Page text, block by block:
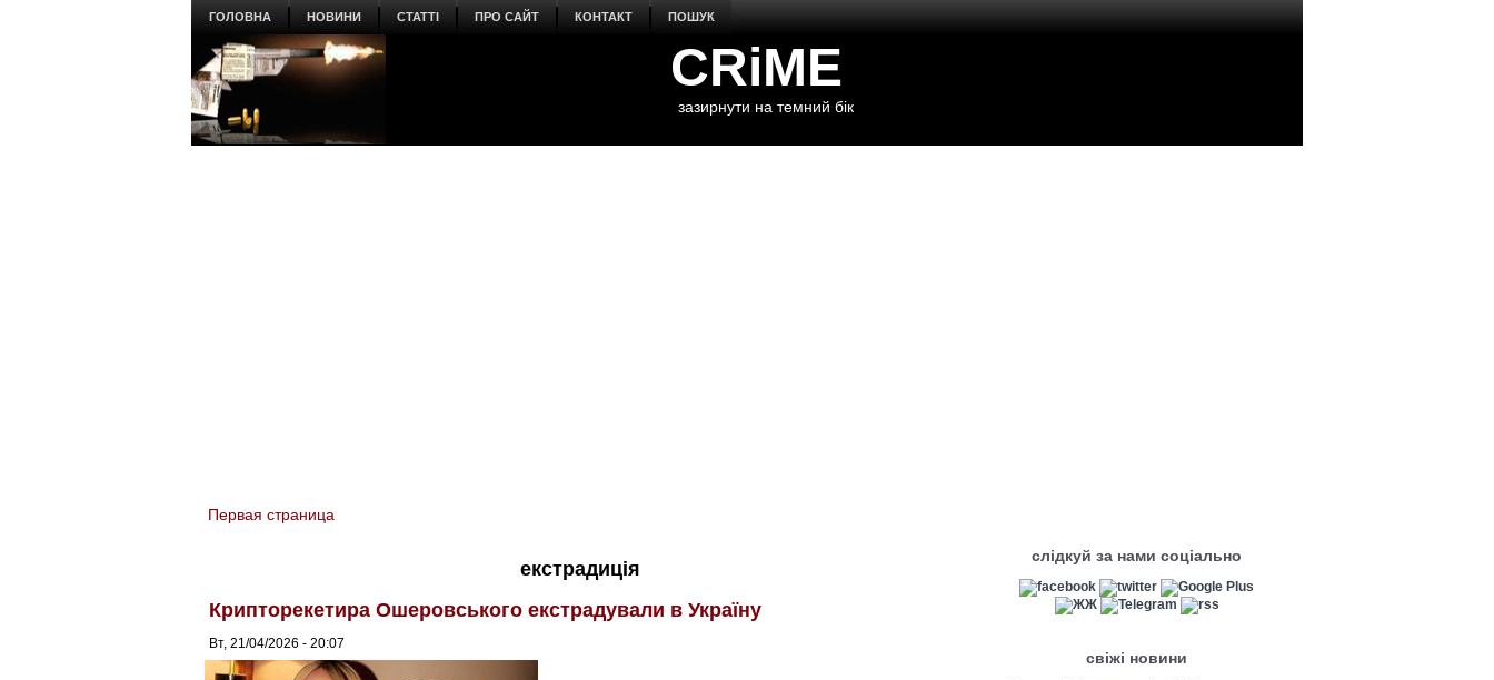
ГОЛОВНА НОВИНИ СТАТТІ ПРО САЙТ КОНТАКТ ПОШУК
CRiME
зазирнути на темний бік
You are here
Первая страница
екстрадиція
Крипторекетира Ошеровського екстрадували в Україну
Вт, 21/04/2026 - 20:07
слідкуй за нами соціально
свіжі новини